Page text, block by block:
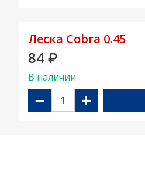
Леска Cobra 0.45
84 ₽
В наличии
− +